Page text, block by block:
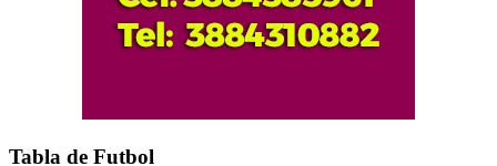
Tabla de Futbol